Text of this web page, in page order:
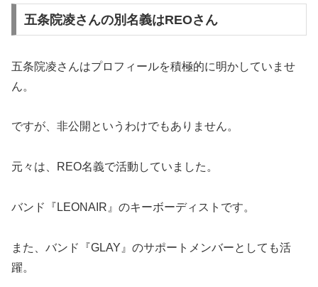
五条院凌さんの別名義はREOさん
五条院凌さんはプロフィールを積極的に明かしていませ
ん。
ですが、非公開というわけでもありません。
元々は、REO名義で活動していました。
バンド『LEONAIR』のキーボーディストです。
また、バンド『GLAY』のサポートメンバーとしても活
躍。